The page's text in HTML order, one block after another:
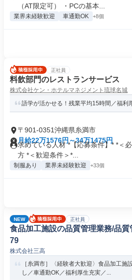
（AT限定可） ・PCの基本...
業界未経験歓迎 車通勤OK +8個
正社員
料飲部門のレストランサービス
株式会社ケン・ホテルマネジメント琉球名城
語学が活かせる！残業平均15時間／福利
〒901-0351沖縄県糸満市
月給22万1576円～34万1475円
求めている人材 *【応募条件】* *＜
方 *＜歓迎条件＞*...
制服あり 業界未経験歓迎 +33個
NEW 正社員
食品加工施設の品質管理業務/品
79
株式会社三高
［糸満市］〈経験者大歓迎〉食品加工施
し／車通勤OK／福利厚生充実／...